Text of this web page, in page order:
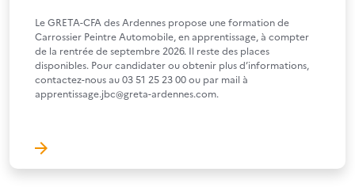
Le GRETA-CFA des Ardennes propose une formation de
Carrossier Peintre Automobile, en apprentissage, à compter
de la rentrée de septembre 2026. Il reste des places
disponibles. Pour candidater ou obtenir plus d’informations,
contactez-nous au 03 51 25 23 00 ou par mail à
apprentissage.jbc@greta-ardennes.com.